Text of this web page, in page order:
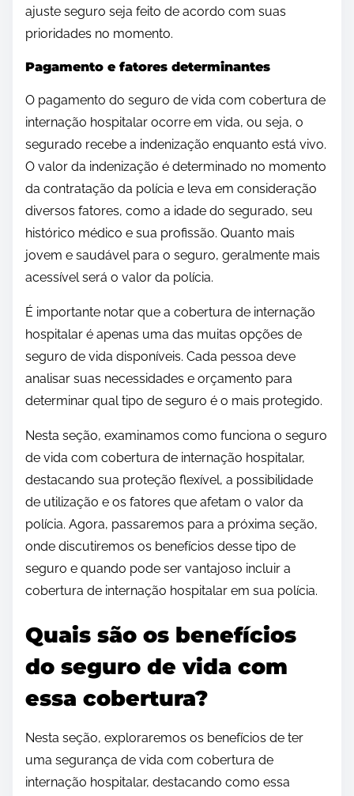
ajuste seguro seja feito de acordo com suas
prioridades no momento.
Pagamento e fatores determinantes
O pagamento do seguro de vida com cobertura de
internação hospitalar ocorre em vida, ou seja, o
segurado recebe a indenização enquanto está vivo.
O valor da indenização é determinado no momento
da contratação da polícia e leva em consideração
diversos fatores, como a idade do segurado, seu
histórico médico e sua profissão. Quanto mais
jovem e saudável para o seguro, geralmente mais
acessível será o valor da polícia.
É importante notar que a cobertura de internação
hospitalar é apenas uma das muitas opções de
seguro de vida disponíveis. Cada pessoa deve
analisar suas necessidades e orçamento para
determinar qual tipo de seguro é o mais protegido.
Nesta seção, examinamos como funciona o seguro
de vida com cobertura de internação hospitalar,
destacando sua proteção flexível, a possibilidade
de utilização e os fatores que afetam o valor da
polícia. Agora, passaremos para a próxima seção,
onde discutiremos os benefícios desse tipo de
seguro e quando pode ser vantajoso incluir a
cobertura de internação hospitalar em sua polícia.
Quais são os benefícios
do seguro de vida com
essa cobertura?
Nesta seção, exploraremos os benefícios de ter
uma segurança de vida com cobertura de
internação hospitalar, destacando como essa